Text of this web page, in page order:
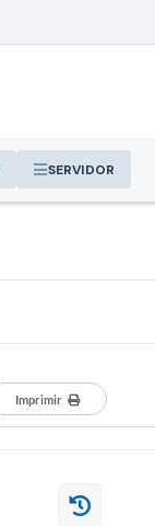
SERVIDOR
Imprimir